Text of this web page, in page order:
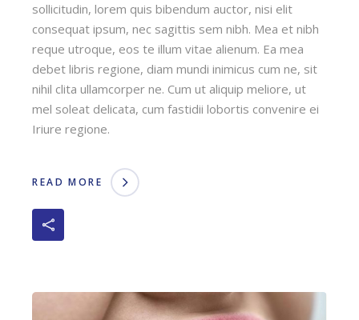
sollicitudin, lorem quis bibendum auctor, nisi elit
consequat ipsum, nec sagittis sem nibh. Mea et nibh
reque utroque, eos te illum vitae alienum. Ea mea
debet libris regione, diam mundi inimicus cum ne, sit
nihil clita ullamcorper ne. Cum ut aliquip meliore, ut
mel soleat delicata, cum fastidii lobortis convenire ei
Iriure regione.
READ MORE